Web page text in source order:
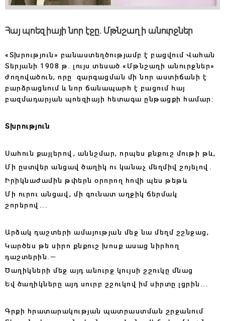
Հայ պոեզիայի նոր էջը. Մթնշաղի անուրջներ
«Տխրություն» բանաստեղծությամբ է բացվում Վահան
Տերյանի 1908 թ. լույս տեսած «Մթնշաղի անուրջներ»
ժողովածուն, որը զարգացման մի նոր աստիճանի է
բարձրացնում և նոր ճանապարհ է բացում հայ
բազմադարյան պոեզիայի հետագա ընթացքի համար:
Տխրություն
Սահուն քայլերով, աննշմար, որպես քնքուշ մութի թև,
Մի ըստվեր անցավ ծաղիկ ու կանաչ մեղմիվ շոյելով.
Իրիկնաժամին թփերն օրորող հովի պես թեթև
Մի ուրու անցավ, մի գունատ աղջիկ ճերմակ
շորերով...
Արձակ դաշտերի ամայության մեջ նա մեղմ շշնջաց,
Կարծես թե սիրո քնքուշ խոսք ասաց նիրհող
դաշտերին.—
Ծաղիկների մեջ այդ անուրջ կույսի շշուկը մնաց
Եվ ծաղիկները այդ սուրբ շշուկով իմ սիրտը լցրին...
Գրքի հրատարակության պատրաստման շրջանում